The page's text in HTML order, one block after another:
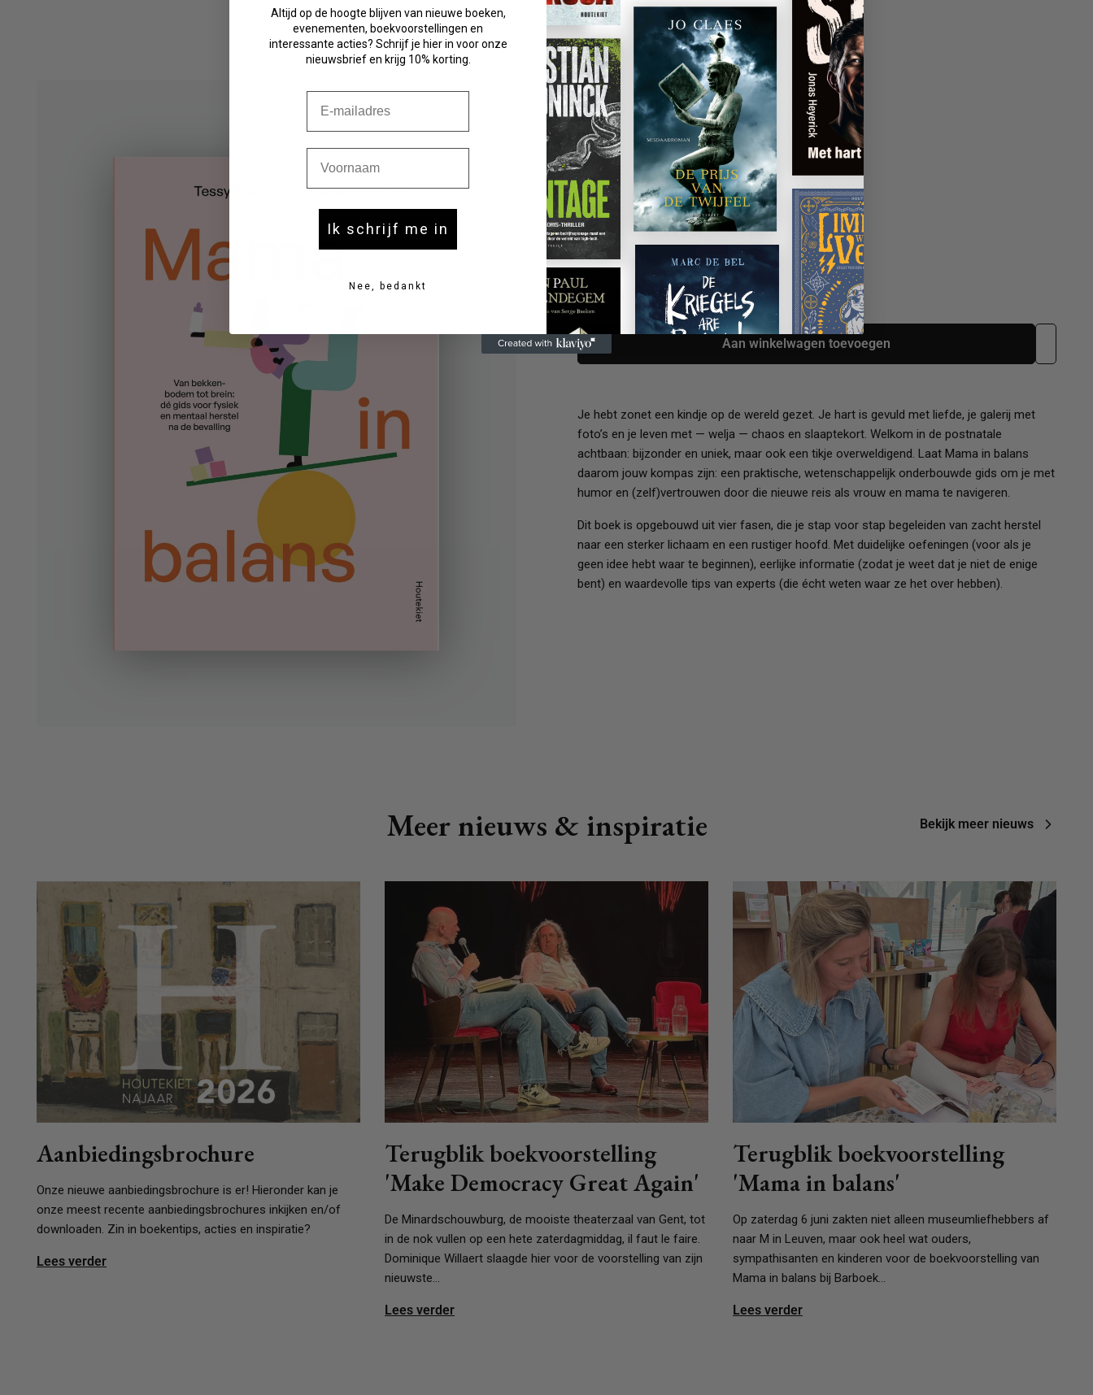
Mama in balans
Tessy Boedt en Jesse De Moffarts
Normale
prijs
€ 26,99
Aan winkelwagen toevoegen
Je hebt zonet een kindje op de wereld gezet. Je hart is gevuld met liefde, je galerij met
foto’s en je leven met — welja — chaos en slaaptekort. Welkom in de postnatale
achtbaan: bijzonder en uniek, maar ook een tikje overweldigend. Laat Mama in balans
daarom jouw kompas zijn: een praktische, wetenschappelijk onderbouwde gids om je met
humor en (zelf)vertrouwen door die nieuwe reis als vrouw en mama te navigeren.
Dit boek is opgebouwd uit vier fasen, die je stap voor stap begeleiden van zacht herstel
naar een sterker lichaam en een rustiger hoofd. Met duidelijke oefeningen (voor als je
geen idee hebt waar te beginnen), eerlijke informatie (zodat je weet dat je niet de enige
bent) en waardevolle tips van experts (die écht weten waar ze het over hebben).
Meer nieuws & inspiratie Bekijk meer nieuws
Aanbiedingsbrochure
Onze nieuwe aanbiedingsbrochure is er! Hieronder kan je
onze meest recente aanbiedingsbrochures inkijken en/of
downloaden. Zin in boekentips, acties en inspiratie?
Lees verder
Terugblik boekvoorstelling
'Make Democracy Great Again'
De Minardschouwburg, de mooiste theaterzaal van Gent, tot
in de nok vullen op een hete zaterdagmiddag, il faut le faire.
Dominique Willaert slaagde hier voor de voorstelling van zijn
nieuwste...
Lees verder
Terugblik boekvoorstelling
'Mama in balans'
Op zaterdag 6 juni zakten niet alleen museumliefhebbers af
naar M in Leuven, maar ook heel wat ouders,
sympathisanten en kinderen voor de boekvoorstelling van
Mama in balans bij Barboek...
Lees verder
Altijd op de hoogte blijven van nieuwe boeken,
evenementen, boekvoorstellingen en
interessante acties? Schrijf je hier in voor onze
nieuwsbrief en krijg 10% korting.
Ik schrijf me in
Nee, bedankt